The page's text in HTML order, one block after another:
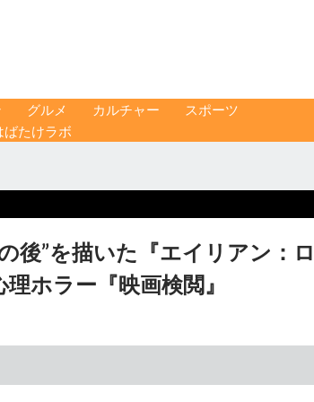
グルメ カルチャー
スポーツ
ばたけラボ
後”を描いた『エイリアン：
ホラー『映画検閲』